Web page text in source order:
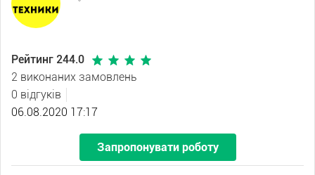
Рейтинг 244.0
2 виконаних замовлень
0 відгуків
06.08.2020 17:17
Запропонувати роботу